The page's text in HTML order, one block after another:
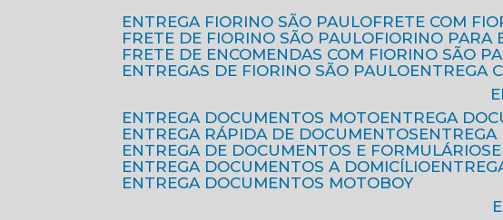
ENTREGA FIORINO SÃO PAULO
FRETE COM
FRETE DE FIORINO SÃO PAULO
FIORINO
FRETE DE ENCOMENDAS COM FIORINO SÃO
ENTREGAS DE FIORINO SÃO PAULO
ENTREGA
ENTREGA DOCUMENTOS MOTO
ENTREGA
ENTREGA RÁPIDA DE DOCUMENTOS
ENTREGA DE DOCUMENTOS E FORMULÁRIOS
ENTREGA DOCUMENTOS A DOMICÍLIO
ENTREGA DOCUMENTOS MOTOBOY